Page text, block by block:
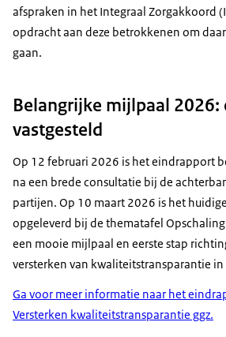
afspraken in het Integraal Zorgakkoord
opdracht aan deze betrokkenen om
gaan.
Belangrijke mijlpaal
vastgesteld
Op 12 februari 2026 is het eindrapport
na een brede consultatie bij de
partijen. Op 10 maart 2026 is het
opgeleverd bij de thematafel Opschaling
een mooie mijlpaal en eerste stap
versterken van kwaliteitstransparantie in
Ga voor meer informatie naar het
Versterken kwaliteitstransparantie ggz.